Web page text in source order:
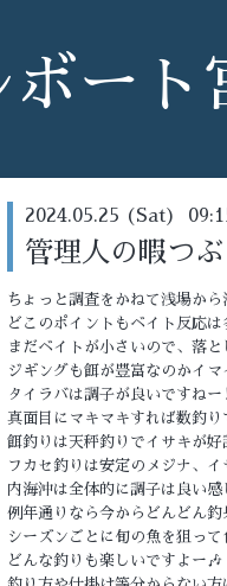
ボート
2024.05.25 (Sat)
管理人の暇つ
ちょっと調査をかねて浅場か
どこのポイントもベイト反応
まだベイトが小さいので、落
ジギングも餌が豊富なのかイ
タイラバは調子が良いですね
真面目にマキマキすれば数釣り
餌釣りは天秤釣りでイサキが
フカセ釣りは安定のメジナ、
内海沖は全体的に調子は良い
例年通りなら今からどんどん
シーズンごとに旬の魚を狙っ
どんな釣りも楽しいですよー🎶